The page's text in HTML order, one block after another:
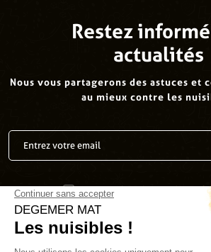
Restez
actualités
Nous vous partagerons des astuces
au mieux contre les
J’accepte lapolitique de
Envoyer